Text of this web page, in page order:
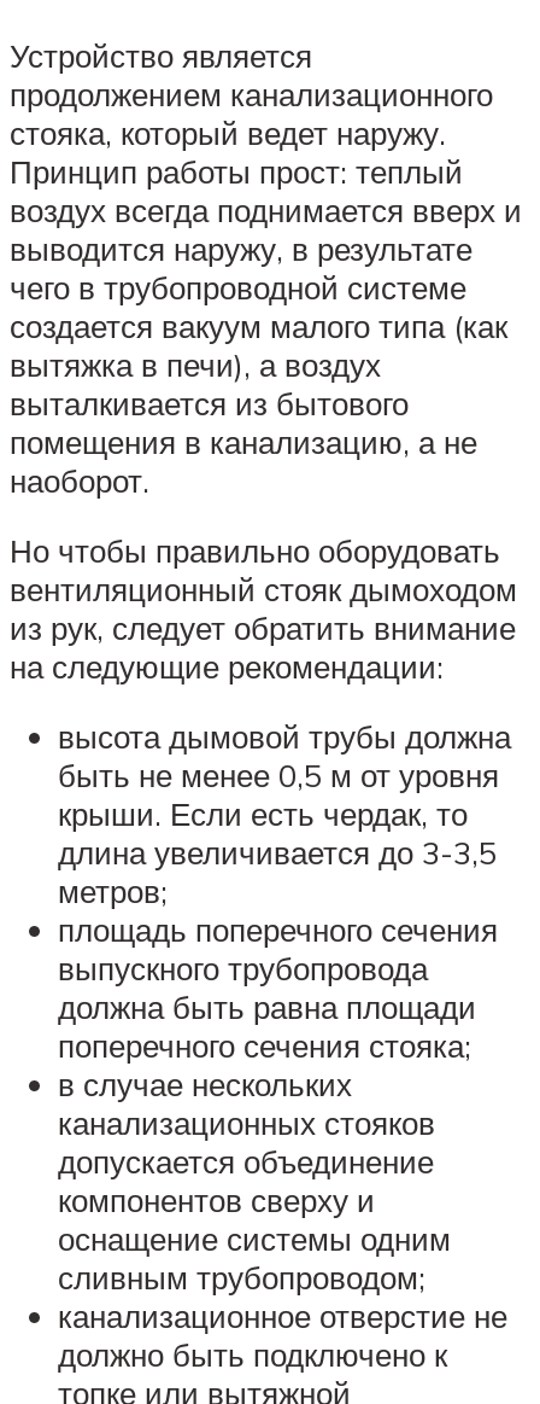
Устройство является
продолжением канализационного
стояка, который ведет наружу.
Принцип работы прост: теплый
воздух всегда поднимается вверх и
выводится наружу, в результате
чего в трубопроводной системе
создается вакуум малого типа (как
вытяжка в печи), а воздух
выталкивается из бытового
помещения в канализацию, а не
наоборот.
Но чтобы правильно оборудовать
вентиляционный стояк дымоходом
из рук, следует обратить внимание
на следующие рекомендации:
высота дымовой трубы должна
быть не менее 0,5 м от уровня
крыши. Если есть чердак, то
длина увеличивается до 3-3,5
метров;
площадь поперечного сечения
выпускного трубопровода
должна быть равна площади
поперечного сечения стояка;
в случае нескольких
канализационных стояков
допускается объединение
компонентов сверху и
оснащение системы одним
сливным трубопроводом;
канализационное отверстие не
должно быть подключено к
топке или вытяжной